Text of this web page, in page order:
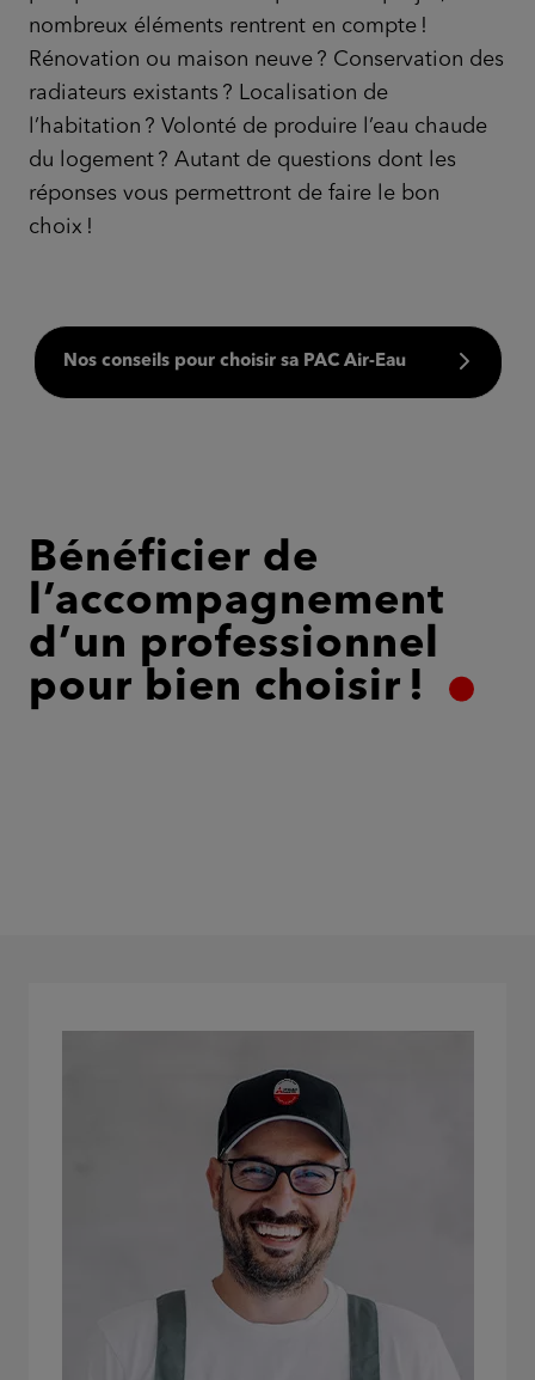
nombreux éléments rentrent en compte !
Rénovation ou maison neuve ? Conservation des
radiateurs existants ? Localisation de
l’habitation ? Volonté de produire l’eau chaude
du logement ? Autant de questions dont les
réponses vous permettront de faire le bon
choix !
Nos conseils pour choisir sa PAC Air-Eau
Bénéficier de
l’accompagnement
d’un professionnel
pour bien choisir !